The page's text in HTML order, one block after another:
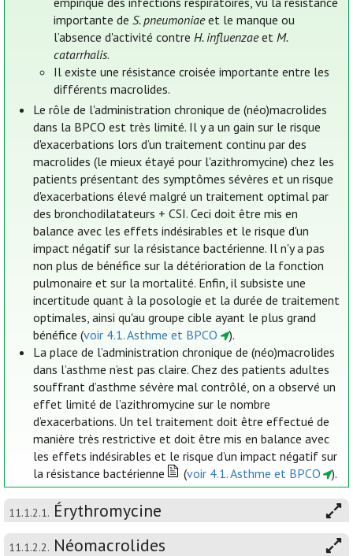
importante deS. pneumoniaeet le manque ou
l’absence d'activité contreH. influenzaeetM.
catarrhalis.
Il existe une résistance croisée importante entre les
différents macrolides.
Le rôle de l'administration chronique de (néo)macrolides
dans la BPCO est très limité. Il y a un gain sur le risque
d'exacerbations lors d’un traitement continu par des
macrolides (le mieux étayé pour l'azithromycine) chez les
patients présentant des symptômes sévères et un risque
d'exacerbations élevé malgré un traitement optimal par
des bronchodilatateurs + CSI. Ceci doit être mis en
balance avec les effets indésirables et le risque d'un
impact négatif sur la résistance bactérienne. Il n'y a pas
non plus de bénéfice sur la détérioration de la fonction
pulmonaire et sur la mortalité. Enfin, il subsiste une
incertitude quant à la posologie et la durée de traitement
optimales, ainsi qu'au groupe cible ayant le plus grand
bénéfice (voir 4.1. Asthme et BPCO
).
La place de l’administration chronique de (néo)macrolides
dans l’asthme n’est pas claire. Chez des patients adultes
souffrant d’asthme sévère mal contrôlé, on a observé un
effet limité de l’azithromycine sur le nombre
d’exacerbations. Un tel traitement doit être effectué de
manière très restrictive et doit être mis en balance avec
les effets indésirables et le risque d’un impact négatif sur
la résistance bactérienne
(voir 4.1. Asthme et BPCO ).
11.1.2.1. Érythromycine
11.1.2.2. Néomacrolides